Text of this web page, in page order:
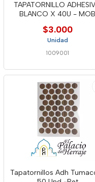
TAPATORNILLO
BLANCO X 40U - MOB
$3.000
Unidad
1009001
Tapatornillos Adh